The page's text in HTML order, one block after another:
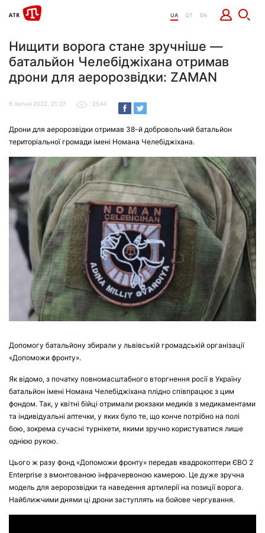
UA QT EN
Нищити ворога стане зручнiше —
батальйон Челебіджіхана отримав
дрони для аеророзвідки: ZAMAN
6 липня 2022, 21:27 2544
Дрони для аеророзвідки отримав 38-й добровольчий батальйон
територіальної громади імені Номана Челебіджіхана.
Допомогу батальйону збирали у львівській громадській організації
«Допоможи фронту».
Як відомо, з початку повномасштабного вторгнення росії в Україну
батальйон імені Номана Челебіджіхана плідно співпрацює з цим
фондом. Так, у квітні бійці отримали рюкзаки медиків з медикаментами
та індивідуальні аптечки, у яких було те, що конче потрібно на полі
бою, зокрема сучасні турнікети, якими зручно користуватися лише
однією рукою.
Цього ж разу фонд «Допоможи фронту» передав квадрокоптери ЄВО 2
Enterprise з вмонтованою інфрачервоною камерою. Це дуже зручна
модель для аеророзвідки та наведення артилерії на позиції ворога.
Найближчими днями ці дрони заступлять на бойове чергування.